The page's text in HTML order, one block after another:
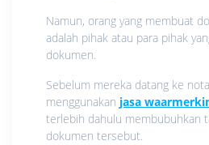
Namun, orang yang membuat
adalah pihak atau para pihak
dokumen.
Sebelum mereka datang ke
menggunakan jasa
terlebih dahulu membubuhkan
dokumen tersebut.